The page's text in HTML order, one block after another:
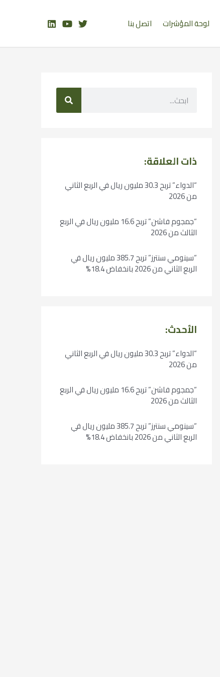
لوحة المؤشرات اتصل بنا
ذات العلاقة:
“الدواء” تربح 30.3 مليون ريال في الربع الثاني
من 2026
“جمجوم فاشن” تربح 16.6 مليون ريال في الربع
الثالث من 2026
“سينومي سنترز” تربح 385.7 مليون ريال في
الربع الثاني من 2026 بانخفاض 18.4%
الأحدث:
“الدواء” تربح 30.3 مليون ريال في الربع الثاني
من 2026
“جمجوم فاشن” تربح 16.6 مليون ريال في الربع
الثالث من 2026
“سينومي سنترز” تربح 385.7 مليون ريال في
الربع الثاني من 2026 بانخفاض 18.4%